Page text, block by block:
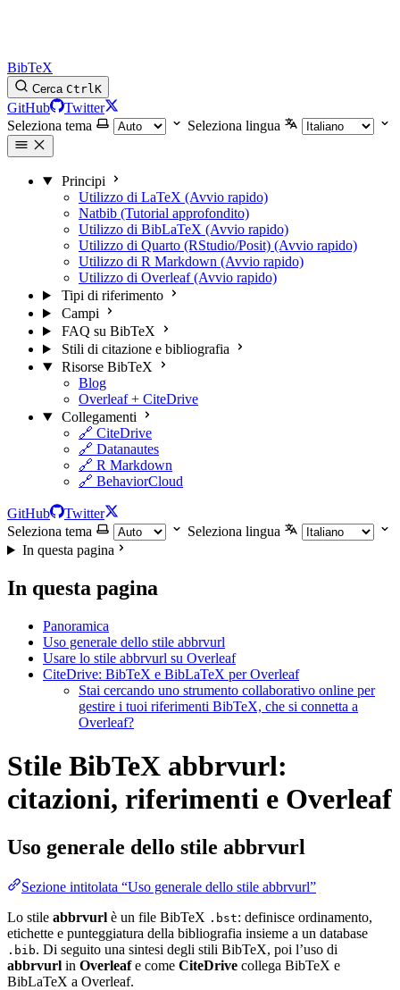
BibTeX
Cerca CtrlK
GitHub
Twitter
Seleziona tema
Seleziona lingua
Principi
Utilizzo di LaTeX (Avvio rapido)
Natbib (Tutorial approfondito)
Utilizzo di BibLaTeX (Avvio rapido)
Utilizzo di Quarto (RStudio/Posit) (Avvio rapido)
Utilizzo di R Markdown (Avvio rapido)
Utilizzo di Overleaf (Avvio rapido)
Tipi di riferimento
Campi
FAQ su BibTeX
Stili di citazione e bibliografia
Risorse BibTeX
Blog
Overleaf + CiteDrive
Collegamenti
🔗 CiteDrive
🔗 Datanautes
🔗 R Markdown
🔗 BehaviorCloud
GitHub
Twitter
Seleziona tema
Seleziona lingua
In questa pagina
In questa pagina
Panoramica
Uso generale dello stile abbrvurl
Usare lo stile abbrvurl su Overleaf
CiteDrive: BibTeX e BibLaTeX per Overleaf
Stai cercando uno strumento collaborativo online per
gestire i tuoi riferimenti BibTeX, che si connetta a
Overleaf?
Stile BibTeX abbrvurl:
citazioni, riferimenti e Overleaf
Uso generale dello stile abbrvurl
Sezione intitolata “Uso generale dello stile abbrvurl”
Lo stile abbrvurl è un file BibTeX .bst: definisce ordinamento,
etichette e punteggiatura della bibliografia insieme a un database
.bib. Di seguito una sintesi degli stili BibTeX, poi l’uso di
abbrvurl in Overleafe come CiteDrive collega BibTeX e
BibLaTeX a Overleaf.